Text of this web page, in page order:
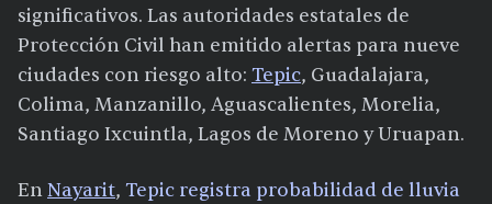
significativos. Las autoridades estatales de
Protección Civil han emitido alertas para nueve
ciudades con riesgo alto: Tepic, Guadalajara,
Colima, Manzanillo, Aguascalientes, Morelia,
Santiago Ixcuintla, Lagos de Moreno y Uruapan.
EnNayarit, Tepic registra probabilidad de lluvia